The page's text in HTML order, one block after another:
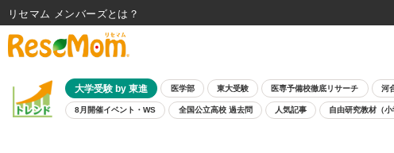
大学受験 by 東進 医学部 東大受験 医専予備校徹底リサーチ 河
8月開催イベント・WS 全国公立高校 過去問 人気記事 自由研究教材（小
リセマム メンバーズ